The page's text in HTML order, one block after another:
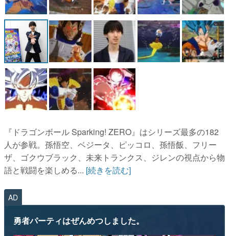
『ドラゴンボール Sparking! ZERO』はシリーズ最多の182
人が参戦。孫悟空、ベジータ、ピッコロ、孫悟飯、フリー
ザ、ゴクウブラック、未来トランクス、ジレンの視点から物
語と戦闘を楽しめる... [続きを読む]
AD
勇者パーティはぜんめつしました。